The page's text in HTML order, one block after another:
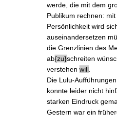
werde, die mit dem
Publikum rechnen:
Persönlichkeit wird
auseinandersetzen
die Grenzlinien des
ab zu schreiten
verstehenwill
Die Lulu-Aufführungen
konnte leider nicht
starken Eindruck
Gestern warein